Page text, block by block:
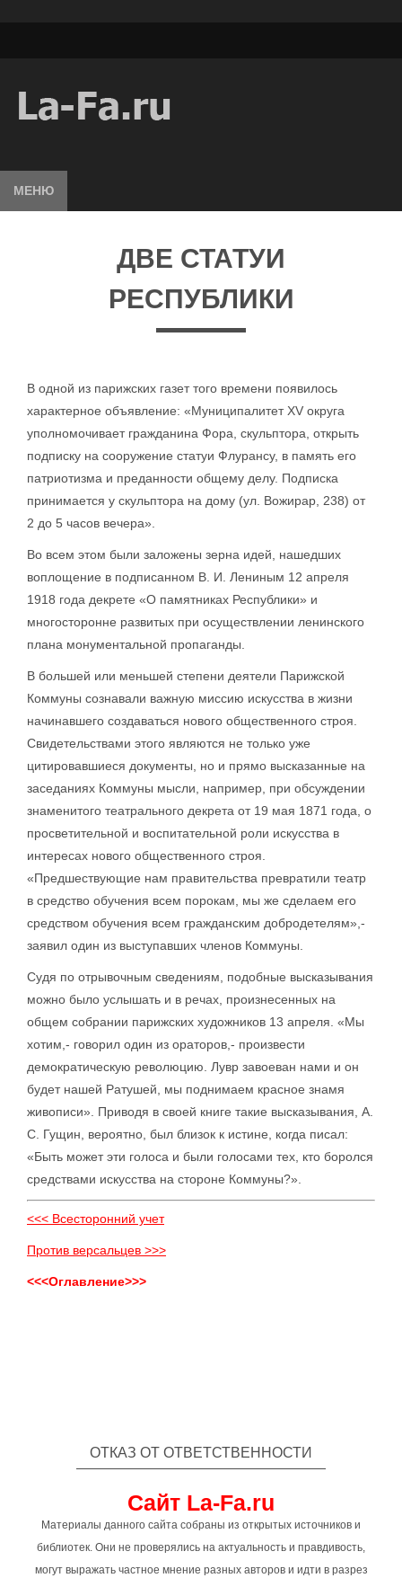
МЕНЮ
ДВЕ СТАТУИ
РЕСПУБЛИКИ
В одной из парижских газет того времени появилось
характерное объявление: «Муниципалитет XV округа
уполномочивает гражданина Фора, скульптора, открыть
подписку на сооружение статуи Флурансу, в память его
патриотизма и преданности общему делу. Подписка
принимается у скульптора на дому (ул. Вожирар, 238) от
2 до 5 часов вечера».
Во всем этом были заложены зерна идей, нашедших
воплощение в подписанном В. И. Лениным 12 апреля
1918 года декрете «О памятниках Республики» и
многосторонне развитых при осуществлении ленинского
плана монументальной пропаганды.
В большей или меньшей степени деятели Парижской
Коммуны сознавали важную миссию искусства в жизни
начинавшего создаваться нового общественного строя.
Свидетельствами этого являются не только уже
цитировавшиеся документы, но и прямо высказанные на
заседаниях Коммуны мысли, например, при обсуждении
знаменитого театрального декрета от 19 мая 1871 года, о
просветительной и воспитательной роли искусства в
интересах нового общественного строя.
«Предшествующие нам правительства превратили театр
в средство обучения всем порокам, мы же сделаем его
средством обучения всем гражданским добродетелям»,-
заявил один из выступавших членов Коммуны.
Судя по отрывочным сведениям, подобные высказывания
можно было услышать и в речах, произнесенных на
общем собрании парижских художников 13 апреля. «Мы
хотим,- говорил один из ораторов,- произвести
демократическую революцию. Лувр завоеван нами и он
будет нашей Ратушей, мы поднимаем красное знамя
живописи». Приводя в своей книге такие высказывания, А.
С. Гущин, вероятно, был близок к истине, когда писал:
«Быть может эти голоса и были голосами тех, кто боролся
средствами искусства на стороне Коммуны?».
<<< Всесторонний учет
Против версальцев >>>
<<<Оглавление>>>
ОТКАЗ ОТ ОТВЕТСТВЕННОСТИ
Сайт La-Fa.ru
Материалы данного сайта собраны из открытых источников и
библиотек. Они не проверялись на актуальность и правдивость,
могут выражать частное мнение разных авторов и идти в разрез